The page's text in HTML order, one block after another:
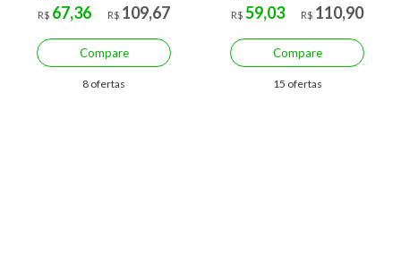
R$ 67,36
R$ 109,67
Compare
8 ofertas
R$ 59,03
R$ 110,90
Compare
15 ofertas